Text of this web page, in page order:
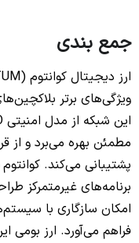
جمع بندی
ویژگی‌های برتر
مطمئن بهره می‌برد و از
پشتیبانی می‌کند.
برنامه‌های غیرمتمرکز
امکان سازگاری با